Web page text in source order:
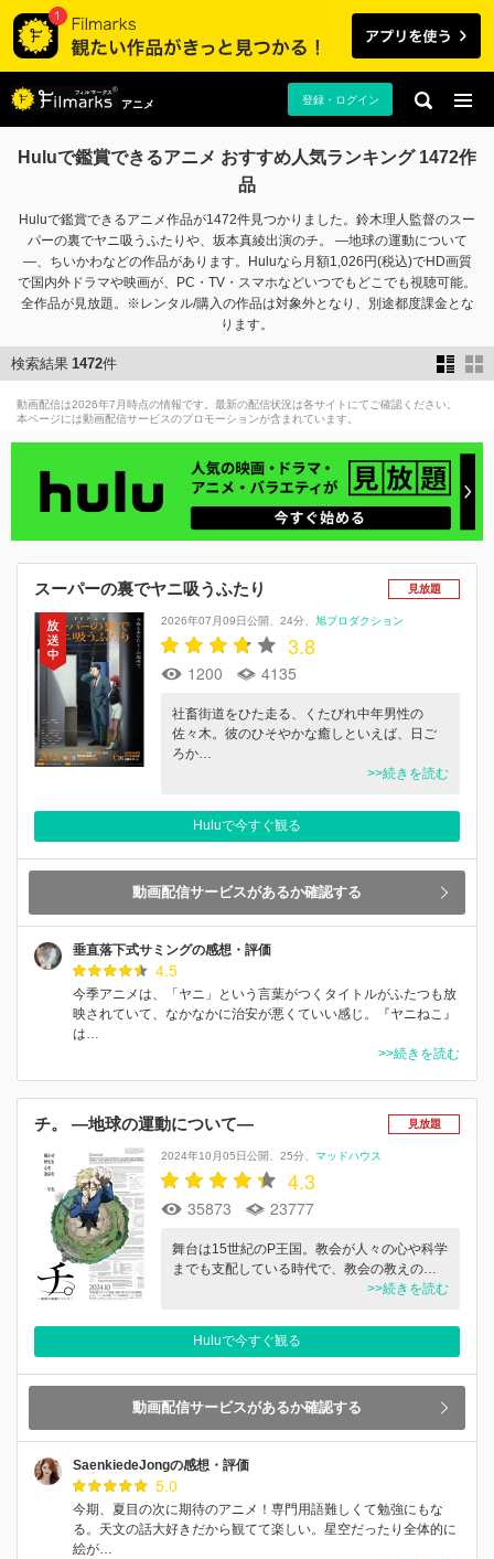
アニメ 登録・ログイン
Huluで鑑賞できるアニメ おすすめ人気ランキング 1472作
品
Huluで鑑賞できるアニメ作品が1472件見つかりました。鈴木理人監督のスー
パーの裏でヤニ吸うふたりや、坂本真綾出演のチ。 ―地球の運動について
―、ちいかわなどの作品があります。Huluなら月額1,026円(税込)でHD画質
で国内外ドラマや映画が、PC・TV・スマホなどいつでもどこでも視聴可能。
全作品が見放題。※レンタル/購入の作品は対象外となり、別途都度課金とな
ります。
検索結果 1472件
動画配信は2026年7月時点の情報です。最新の配信状況は各サイトにてご確認ください。
本ページには動画配信サービスのプロモーションが含まれています。
スーパーの裏でヤニ吸うふたり 見放題
2026年07月09日公開 24分 旭プロダクション
3.8
1200 4135
社畜街道をひた走る、くたびれ中年男性の
佐々木。彼のひそやかな癒しといえば、日ご
ろか…
>>続きを読む
Huluで今すぐ観る
動画配信サービスがあるか確認する
垂直落下式サミングの感想・評価
4.5
今季アニメは、「ヤニ」という言葉がつくタイトルがふたつも放
映されていて、なかなかに治安が悪くていい感じ。『ヤニねこ』
は…
>>続きを読む
チ。 ―地球の運動について― 見放題
2024年10月05日公開 25分 マッドハウス
4.3
35873 23777
舞台は15世紀のP王国。教会が人々の心や科学
までも支配している時代で、教会の教えの…
>>続きを読む
Huluで今すぐ観る
動画配信サービスがあるか確認する
SaenkiedeJongの感想・評価
5.0
今期、夏目の次に期待のアニメ！専門用語難しくて勉強にもな
る。天文の話大好きだから観てて楽しい。星空だったり全体的に
絵が…